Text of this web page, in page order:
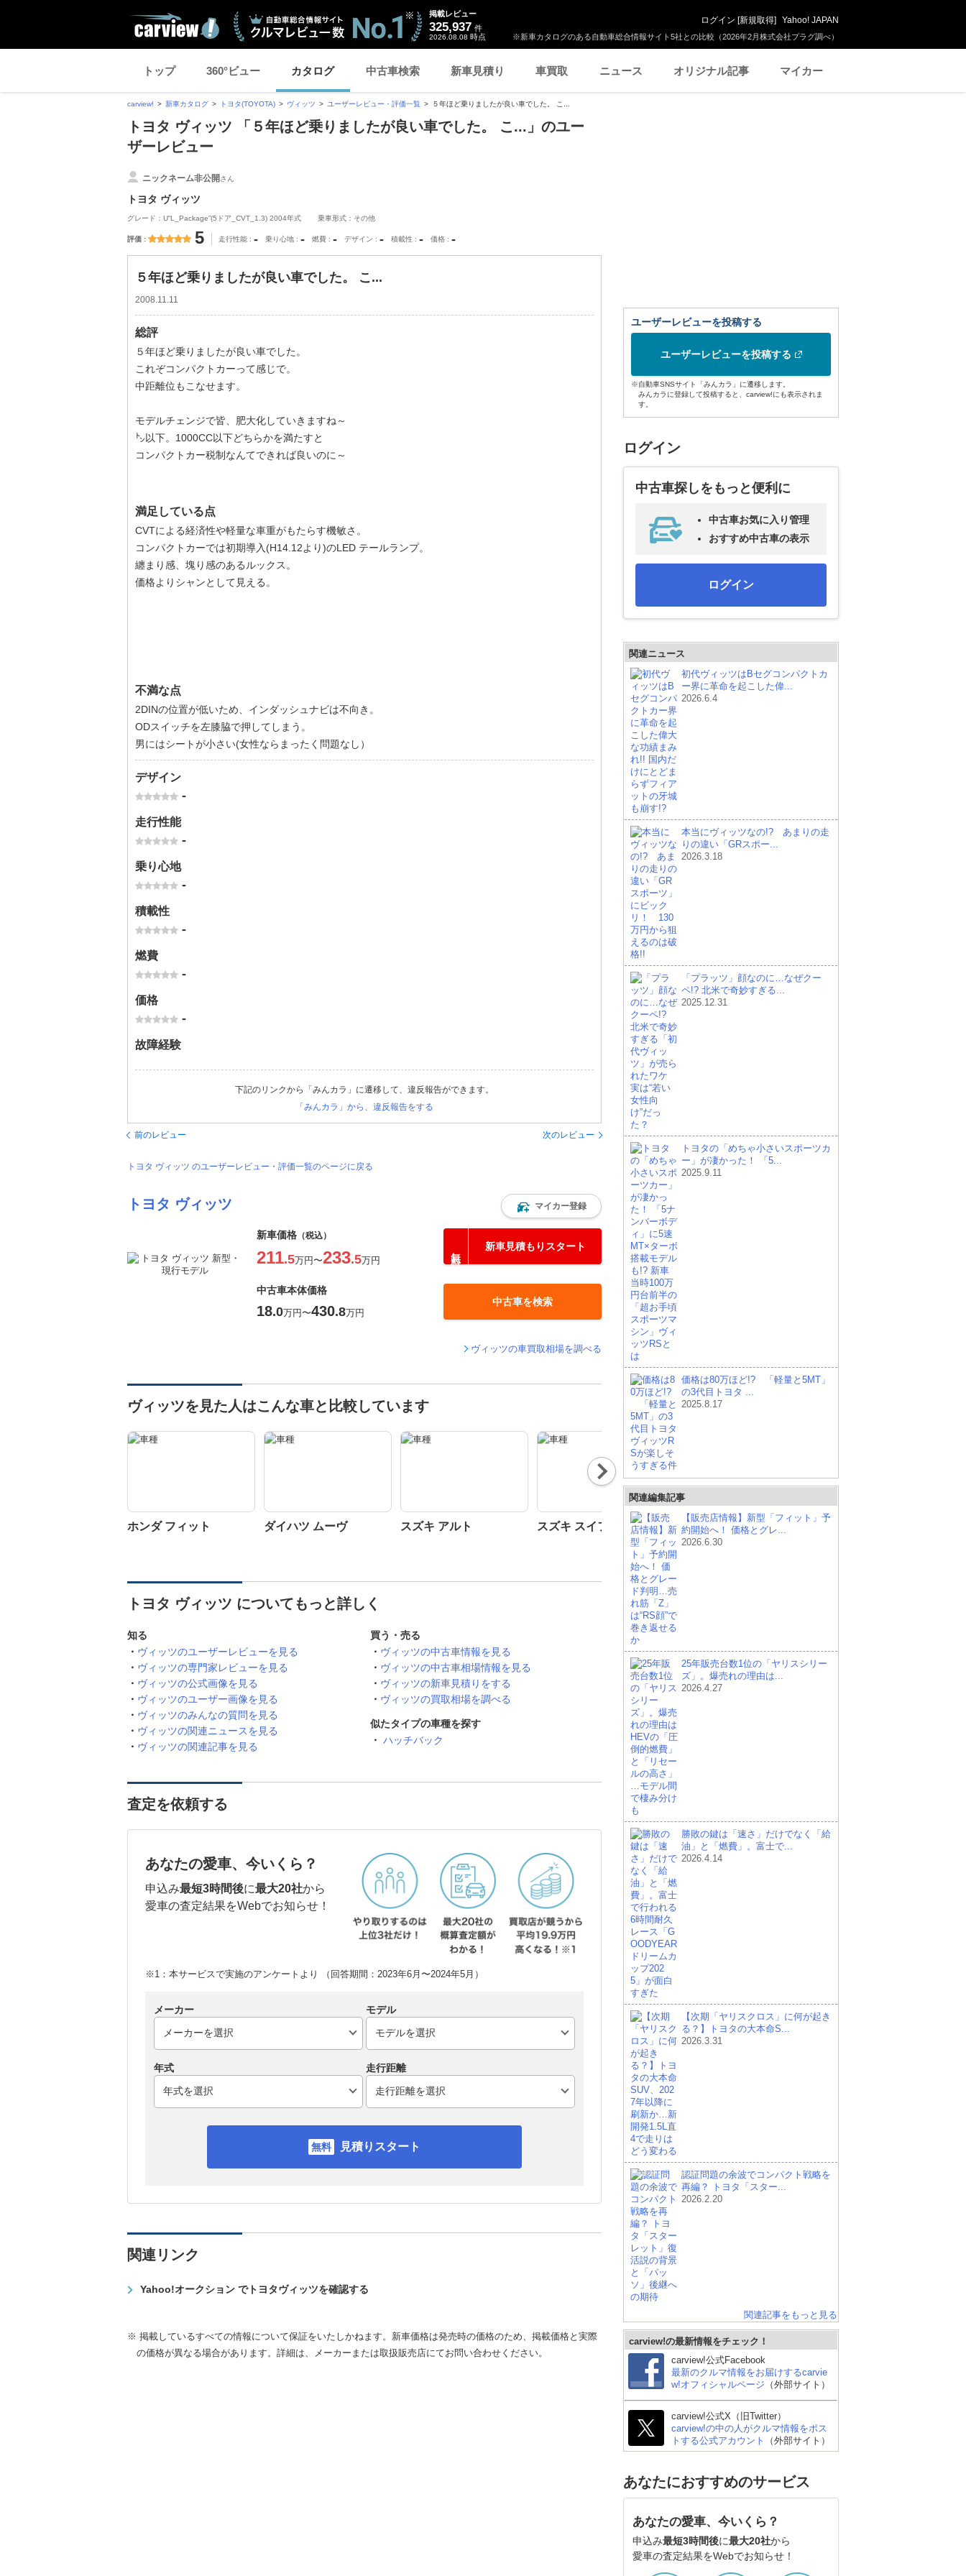
※新車カタログのある自動車総合情報サイト5社との比較（2026年2月株式会社プラグ調べ）
掲載レビュー
325,937 件
2026.08.08 時点
ログイン [新規取得] Yahoo! JAPAN
トップ 360°ビュー カタログ 中古車検索 新車見積り 車買取 ニュース オリジナル記事 マイカー
carview! 新車カタログ トヨタ(TOYOTA) ヴィッツ ユーザーレビュー・評価一覧 ５年ほど乗りましたが良い車でした。 こ...
トヨタ ヴィッツ 「５年ほど乗りましたが良い車でした。 こ...」のユー
ザーレビュー
ニックネーム非公開さん
トヨタ ヴィッツ
グレード：U“L_Package”(5ドア_CVT_1.3) 2004年式 乗車形式：その他
評価 5 走行性能 - 乗り心地 - 燃費 - デザイン - 積載性 - 価格 -
５年ほど乗りましたが良い車でした。 こ...
2008.11.11
総評
５年ほど乗りましたが良い車でした。
これぞコンパクトカーって感じで。
中距離位もこなせます。
モデルチェンジで皆、肥大化していきますね～
㌧以下。1000CC以下どちらかを満たすと
コンパクトカー税制なんてできれば良いのに～
満足している点
CVTによる経済性や軽量な車重がもたらす機敏さ。
コンパクトカーでは初期導入(H14.12より)のLED テールランプ。
纏まり感、塊り感のあるルックス。
価格よりシャンとして見える。
不満な点
2DINの位置が低いため、インダッシュナビは不向き。
ODスイッチを左膝脇で押してしまう。
男にはシートが小さい(女性ならまったく問題なし）
デザイン
-
走行性能
-
乗り心地
-
積載性
-
燃費
-
価格
-
故障経験
下記のリンクから「みんカラ」に遷移して、違反報告ができます。
「みんカラ」から、違反報告をする
前のレビュー 次のレビュー
トヨタ ヴィッツ のユーザーレビュー・評価一覧のページに戻る
トヨタ ヴィッツ マイカー登録
新車価格 （税込）
211.5万円〜233.5万円
新車見積もりスタート
中古車本体価格
18.0万円〜430.8万円
中古車を検索
ヴィッツの車買取相場を調べる
ヴィッツを見た人はこんな車と比較しています
ホンダ フィット ダイハツ ムーヴ スズキ アルト スズキ スイフト スズキ アルトラパン ダイハツ ミライース
Nex
t
トヨタ ヴィッツ についてもっと詳しく
知る
ヴィッツのユーザーレビューを見る
ヴィッツの専門家レビューを見る
ヴィッツの公式画像を見る
ヴィッツのユーザー画像を見る
ヴィッツのみんなの質問を見る
ヴィッツの関連ニュースを見る
ヴィッツの関連記事を見る
買う・売る
ヴィッツの中古車情報を見る
ヴィッツの中古車相場情報を見る
ヴィッツの新車見積りをする
ヴィッツの買取相場を調べる
似たタイプの車種を探す
ハッチバック
査定を依頼する
あなたの愛車、今いくら？
申込み最短3時間後に最大20社から
愛車の査定結果をWebでお知らせ！
※1：本サービスで実施のアンケートより （回答期間：2023年6月〜2024年5月）
メーカー モデル
年式 走行距離
見積りスタート
関連リンク
Yahoo!オークション でトヨタヴィッツを確認する
※ 掲載しているすべての情報について保証をいたしかねます。新車価格は発売時の価格のため、掲載価格と実際
の価格が異なる場合があります。詳細は、メーカーまたは取扱販売店にてお問い合わせください。
ユーザーレビューを投稿する
ユーザーレビューを投稿する
※自動車SNSサイト「みんカラ」に遷移します。
みんカラに登録して投稿すると、carview!にも表示されま
す。
ログイン
中古車探しをもっと便利に
中古車お気に入り管理
おすすめ中古車の表示
ログイン
関連ニュース
初代ヴィッツはBセグコンパクトカ
ー界に革命を起こした偉...
2026.6.4
本当にヴィッツなの!? あまりの走
りの違い「GRスポー...
2026.3.18
「プラッツ」顔なのに…なぜクー
ペ!? 北米で奇妙すぎる...
2025.12.31
トヨタの「めちゃ小さいスポーツカ
ー」が凄かった！ 「5...
2025.9.11
価格は80万ほど!? 「軽量と5MT」
の3代目トヨタ ...
2025.8.17
関連編集記事
【販売店情報】新型「フィット」予
約開始へ！ 価格とグレ...
2026.6.30
25年販売台数1位の「ヤリスシリー
ズ」。爆売れの理由は...
2026.4.27
勝敗の鍵は「速さ」だけでなく「給
油」と「燃費」。富士で...
2026.4.14
【次期「ヤリスクロス」に何が起き
る？】トヨタの大本命S...
2026.3.31
認証問題の余波でコンパクト戦略を
再編？ トヨタ「スター...
2026.2.20
関連記事をもっと見る
carview!の最新情報をチェック！
carview!公式Facebook
最新のクルマ情報をお届けするcarvie
w!オフィシャルページ （外部サイト）
carview!公式X（旧Twitter）
carview!の中の人がクルマ情報をポス
トする公式アカウント
（外部サイト）
あなたにおすすめのサービス
あなたの愛車、今いくら？
申込み最短3時間後に最大20社から
愛車の査定結果をWebでお知らせ！